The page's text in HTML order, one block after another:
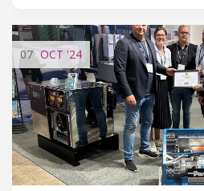
07 OCT '24